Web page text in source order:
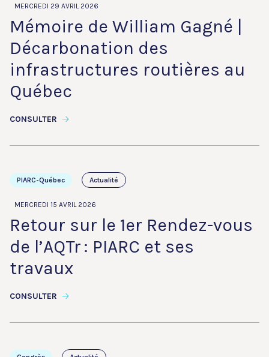
MERCREDI 29 AVRIL 2026
Mémoire de William Gagné |
Décarbonation des
infrastructures routières au
Québec
CONSULTER
PIARC-Québec Actualité
MERCREDI 15 AVRIL 2026
Retour sur le 1er Rendez-vous
de l’AQTr : PIARC et ses
travaux
CONSULTER